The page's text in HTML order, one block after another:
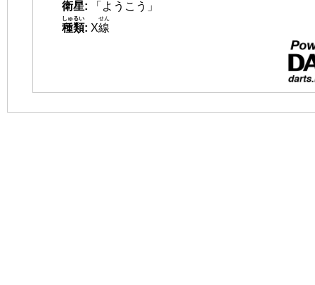
衛星:
「ようこう」
種類
しゅるい
: X線
せん